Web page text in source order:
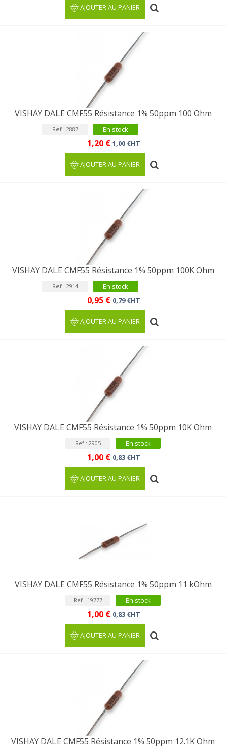
AJOUTER AU PANIER
VISHAY DALE CMF55 Résistance 1% 50ppm 100 Ohm
Ref : 2887 En stock
1,20 € 1,00 €HT
AJOUTER AU PANIER
VISHAY DALE CMF55 Résistance 1% 50ppm 100K Ohm
Ref : 2914 En stock
0,95 € 0,79 €HT
AJOUTER AU PANIER
VISHAY DALE CMF55 Résistance 1% 50ppm 10K Ohm
Ref : 2905 En stock
1,00 € 0,83 €HT
AJOUTER AU PANIER
VISHAY DALE CMF55 Résistance 1% 50ppm 11 kOhm
Ref : 19777 En stock
1,00 € 0,83 €HT
AJOUTER AU PANIER
VISHAY DALE CMF55 Résistance 1% 50ppm 12.1K Ohm